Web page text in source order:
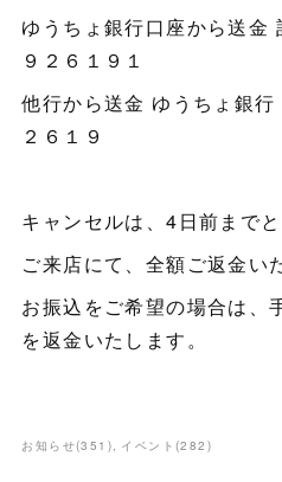
ゆうちょ銀行口座から送金
９２６１９１
他行から送金 ゆうちょ銀
２６１９
キャンセルは、4日前までと
ご来店にて、全額ご返金い
お振込をご希望の場合は、
を返金いたします。
お知らせ(351 ) イベント (282 )